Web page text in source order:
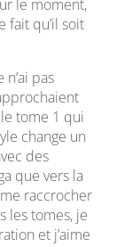
le moment,
fait qu’il soit
pas
tome 1 qui
change un
des
que vers la
raccrocher
les tomes, je
et j’aime